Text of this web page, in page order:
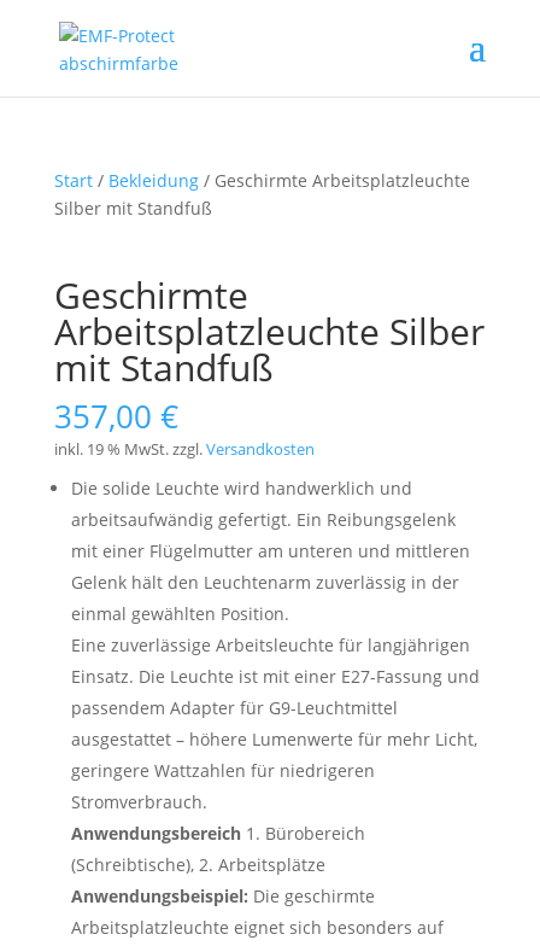
Start/ Bekleidung/ Geschirmte Arbeitsplatzleuchte
Silber mit Standfuß
Geschirmte
Arbeitsplatzleuchte Silber
mit Standfuß
357,00 €
inkl. 19 % MwSt.zzgl.Versandkosten
Die solide Leuchte wird handwerklich und
arbeitsaufwändig gefertigt. Ein Reibungsgelenk
mit einer Flügelmutter am unteren und mittleren
Gelenk hält den Leuchtenarm zuverlässig in der
einmal gewählten Position.
Eine zuverlässige Arbeitsleuchte für langjährigen
Einsatz. Die Leuchte ist mit einer E27-Fassung und
passendem Adapter für G9-Leuchtmittel
ausgestattet – höhere Lumenwerte für mehr Licht,
geringere Wattzahlen für niedrigeren
Stromverbrauch.
Anwendungsbereich1. Bürobereich
(Schreibtische), 2. Arbeitsplätze
Anwendungsbeispiel: Die geschirmte
Arbeitsplatzleuchte eignet sich besonders auf